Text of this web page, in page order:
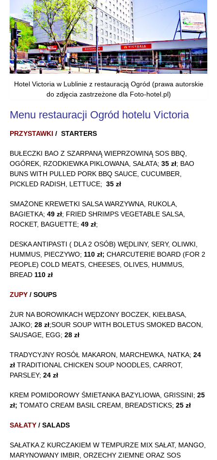
Hotel Victoria w Lublinie z restauracją Ogród (prawa autorskie
do zdjęcia zastrzeżone dla Foto-hotel.pl)
Menu restauracji Ogród hotelu Victoria
PRZYSTAWKI / STARTERS
BUŁECZKI BAO Z SZARPANĄ WIEPRZOWINĄ SOS BBQ,
OGÓREK, RZODKIEWKA PIKLOWANA, SAŁATA; 35 zł; BAO
BUNS WITH PULLED PORK BBQ SAUCE, CUCUMBER,
PICKLED RADISH, LETTUCE; 35 zł
SMAŻONE KREWETKI SALSA WARZYWNA, RUKOLA,
BAGIETKA; 49 zł; FRIED SHRIMPS VEGETABLE SALSA,
ROCKET, BAGUETTE; 49 zł;
DESKA ANTIPASTI ( DLA 2 OSÓB) WĘDLINY, SERY, OLIWKI,
HUMMUS, PIECZYWO; 110 zł; CHARCUTERIE BOARD (FOR 2
PEOPLE) COLD MEATS, CHEESES, OLIVES, HUMMUS,
BREAD 110 zł
ZUPY / SOUPS
ŻUR NA BOROWIKACH WĘDZONY BOCZEK, KIEŁBASA,
JAJKO; 28 zł;SOUR SOUP WITH BOLETUS SMOKED BACON,
SAUSAGE, EGG; 28 zł
TRADYCYJNY ROSÓŁ MAKARON, MARCHEWKA, NATKA; 24
zł TRADITIONAL CHICKEN SOUP NOODLES, CARROT,
PARSLEY; 24 zł
KREM POMIDOROWY ŚMIETANKA BAZYLIOWA, GRISSINI; 25
zł; TOMATO CREAM BASIL CREAM, BREADSTICKS; 25 zł
SAŁATY / SALADS
SAŁATKA Z KURCZAKIEM W TEMPURZE MIX SAŁAT, MANGO,
MARYNOWANY IMBIR, ORZECHY ZIEMNE ORAZ SOS